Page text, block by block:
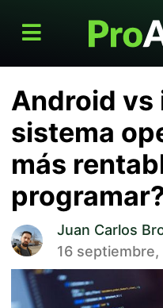
Android vs
sistema
más
Juan Carlos
16 septiembre,